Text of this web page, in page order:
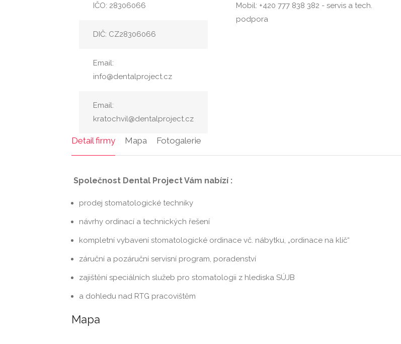
IČO: 28306066
DIČ: CZ28306066
Email:
info@dentalproject.cz
Email:
kratochvil@dentalproject.cz
Mobil: +420 777 838 382 - servis a tech.
podpora
Detail firmy Mapa Fotogalerie
Společnost Dental Project Vám nabízí :
prodej stomatologické techniky
návrhy ordinací a technických řešení
kompletní vybavení stomatologické ordinace vč. nábytku, „ordinace na klíč“
záruční a pozáruční servisní program, poradenství
zajištění speciálních služeb pro stomatologii z hlediska SÚJB
a dohledu nad RTG pracovištěm
Mapa